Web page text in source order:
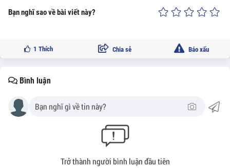
Bạn nghĩ sao về bài viết này?
1 Thích Chia sẻ Báo xấu
Bình luận
Trở thành người bình luận đầu tiên